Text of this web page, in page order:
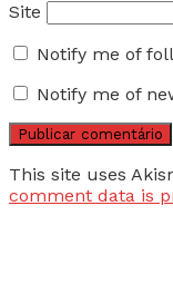
Site
Notify me of
Notify me of
This site uses
comment data is